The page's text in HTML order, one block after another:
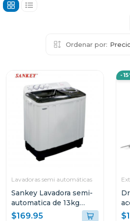
Ordenar por:
Lavadoras semi automáticas
Sankey Lavadora semi-
automatica de 13kg
wm1320
$169.95
-